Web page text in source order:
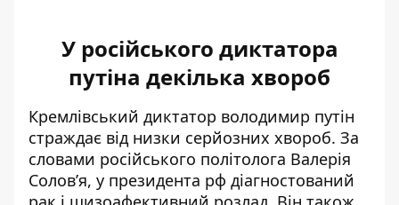
У російського диктатора
путіна декілька хвороб
Кремлівський диктатор володимир путін
страждає від низки серйозних хвороб. За
словами російського політолога Валерія
Солов’я, у президента рф діагностований